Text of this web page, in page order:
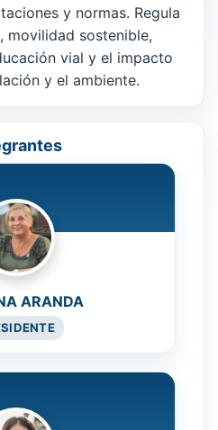
y normas. Regula
movilidad sostenible,
vial y el impacto
y el ambiente.
ARANDA